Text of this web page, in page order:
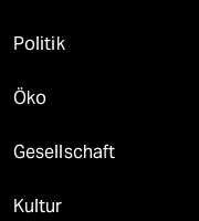
Politik
Öko
Gesellschaft
Kultur